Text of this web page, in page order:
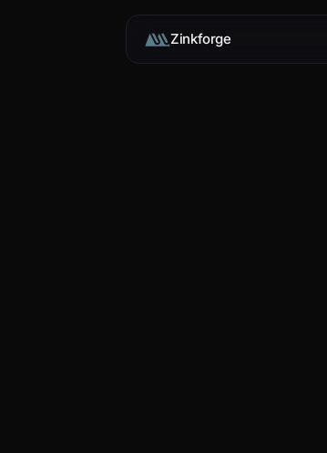
Zinkforge